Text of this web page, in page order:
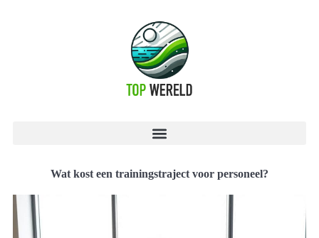
Wat kost een trainingstraject voor personeel?